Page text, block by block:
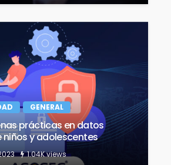
GENERAL
prácticas en datos
niños y adolescentes
1.04K views